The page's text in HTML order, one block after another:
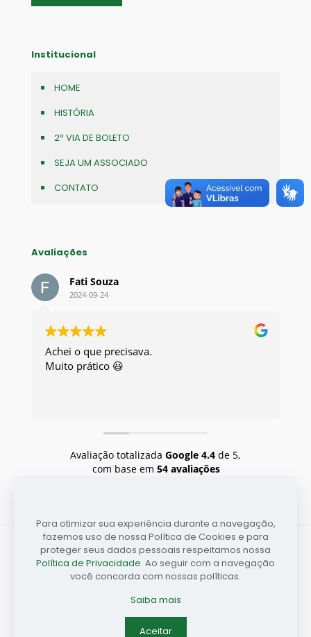
Institucional
HOME
HISTÓRIA
2ª VIA DE BOLETO
SEJA UM ASSOCIADO
CONTATO
Avaliações
Fati Souza
2024-09-24
Achei o que precisava.
Muito prático 😃
Avaliação totalizada Google 4.4de 5,
com base em 54 avaliações
Copyright © 2026 | ASSEMA | CNPJ: 03.684.677/0001-84
Para otimizar sua experiência durante a navegação,
fazemos uso de nossa Política de Cookies e para
proteger seus dados pessoais respeitamos nossa
Política de Privacidade. Ao seguir com a navegação
você concorda com nossas políticas.
Saiba mais
Aceitar